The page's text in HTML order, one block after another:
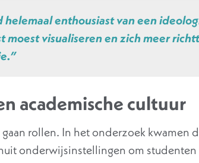
helemaal enthousiast van een
moest visualiseren en zich meer
academische cultuur
rollen. In het onderzoek kwamen
onderwijsinstellingen om